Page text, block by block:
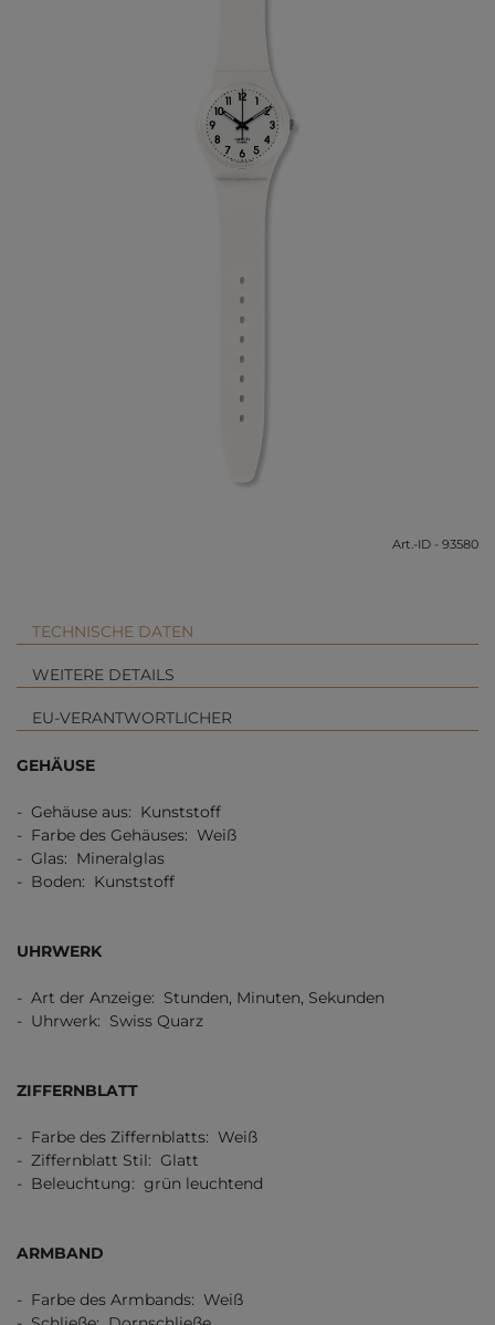
Art.-ID - 93580
TECHNISCHE DATEN
WEITERE DETAILS
EU-VERANTWORTLICHER
GEHÄUSE
- Gehäuse aus: Kunststoff
- Farbe des Gehäuses: Weiß
- Glas: Mineralglas
- Boden: Kunststoff
UHRWERK
- Art der Anzeige: Stunden, Minuten, Sekunden
- Uhrwerk: Swiss Quarz
ZIFFERNBLATT
- Farbe des Ziffernblatts: Weiß
- Ziffernblatt Stil: Glatt
- Beleuchtung: grün leuchtend
ARMBAND
- Farbe des Armbands: Weiß